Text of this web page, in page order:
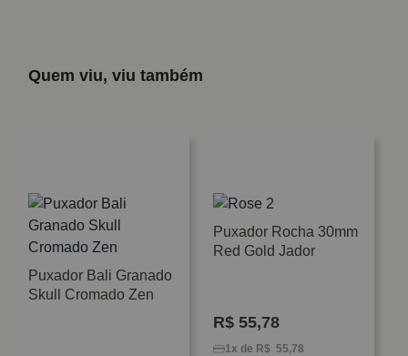
Quem viu, viu também
Puxador Bali Granado
Skull Cromado Zen
Puxador Rocha 30mm
Red Gold Jador
R$ 55,78
1x de R$ 55,78